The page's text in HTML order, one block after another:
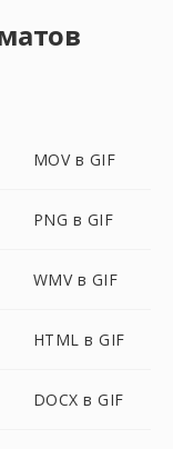
MOV в GIF
PNG в GIF
WMV в GIF
HTML в GIF
DOCX в GIF